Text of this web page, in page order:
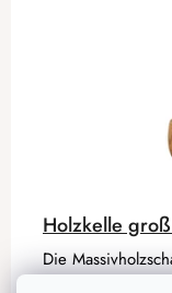
Holzkelle
Die